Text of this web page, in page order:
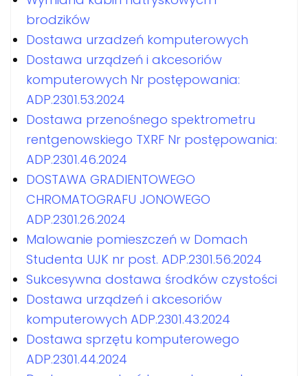
brodzików
Dostawa urzadzeń komputerowych
Dostawa urządzeń i akcesoriów
komputerowych Nr postępowania:
ADP.2301.53.2024
Dostawa przenośnego spektrometru
rentgenowskiego TXRF Nr postępowania:
ADP.2301.46.2024
DOSTAWA GRADIENTOWEGO
CHROMATOGRAFU JONOWEGO
ADP.2301.26.2024
Malowanie pomieszczeń w Domach
Studenta UJK nr post. ADP.2301.56.2024
Sukcesywna dostawa środków czystości
Dostawa urządzeń i akcesoriów
komputerowych ADP.2301.43.2024
Dostawa sprzętu komputerowego
ADP.2301.44.2024